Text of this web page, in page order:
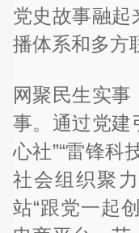
党史故事融起
播体系和多方
网聚民生实
事。通过党建
心社”“雷锋科
社会组织聚
站“跟党一起